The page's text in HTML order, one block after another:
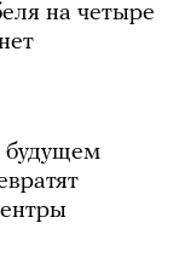
на четыре
будущем